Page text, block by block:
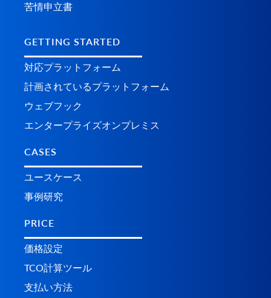
苦情申立書
GETTING STARTED
対応プラットフォーム
計画されているプラ​​ットフォーム
ウェブフック
エンタープライズオンプレミス
CASES
ユースケース
事例研究
PRICE
価格設定
TCO計算ツール
支払い方法